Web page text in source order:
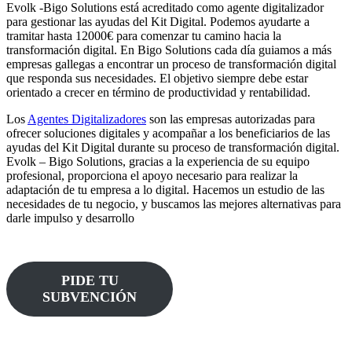
Evolk -Bigo Solutions está acreditado como agente digitalizador
para gestionar las ayudas del Kit Digital. Podemos ayudarte a
tramitar hasta 12000€ para comenzar tu camino hacia la
transformación digital. En Bigo Solutions cada día guiamos a más
empresas gallegas a encontrar un proceso de transformación digital
que responda sus necesidades. El objetivo siempre debe estar
orientado a crecer en término de productividad y rentabilidad.
LosAgentes Digitalizadores son las empresas autorizadas para
ofrecer soluciones digitales y acompañar a los beneficiarios de las
ayudas del Kit Digital durante su proceso de transformación digital.
Evolk – Bigo Solutions, gracias a la experiencia de su equipo
profesional, proporciona el apoyo necesario para realizar la
adaptación de tu empresa a lo digital. Hacemos un estudio de las
necesidades de tu negocio, y buscamos las mejores alternativas para
darle impulso y desarrollo
PIDE TU
SUBVENCIÓN